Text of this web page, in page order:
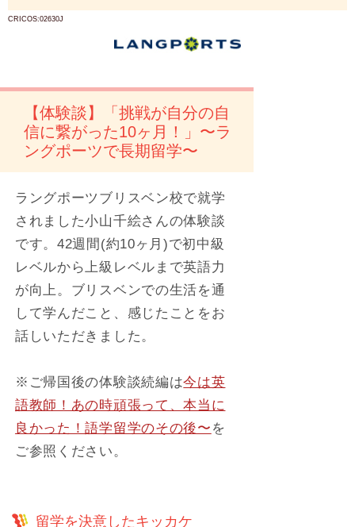
CRICOS:02630J
【体験談】「挑戦が自分の自
信に繋がった10ヶ月！」〜ラ
ングポーツで長期留学〜
ラングポーツブリスベン校で就学
されました小山千絵さんの体験談
です。42週間(約10ヶ月)で初中級
レベルから上級レベルまで英語力
が向上。ブリスベンでの生活を通
して学んだこと、感じたことをお
話しいただきました。
※ご帰国後の体験談続編は今は英
語教師！あの時頑張って、本当に
良かった！語学留学のその後〜 を
ご参照ください。
留学を決意したキッカケ